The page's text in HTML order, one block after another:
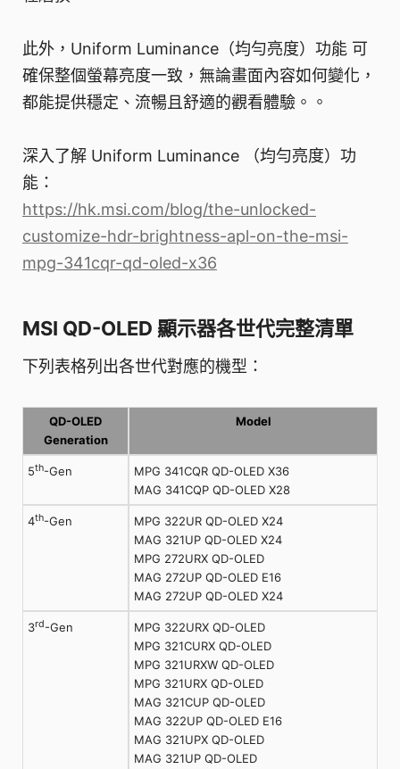
此外，Uniform Luminance（均勻亮度）功能 可
確保整個螢幕亮度一致，無論畫面內容如何變化，
都能提供穩定、流暢且舒適的觀看體驗。。
深入了解 Uniform Luminance （均勻亮度）功
能：
https://hk.msi.com/blog/the-unlocked-
customize-hdr-brightness-apl-on-the-msi-
mpg-341cqr-qd-oled-x36
MSI QD-OLED 顯示器各世代完整清單
下列表格列出各世代對應的機型：
QD-OLED
Generation
Model
5th-Gen
MPG 341CQR QD-OLED X36
MAG 341CQP QD-OLED X28
4th-Gen
MPG 322UR QD-OLED X24
MAG 321UP QD-OLED X24
MPG 272URX QD-OLED
MAG 272UP QD-OLED E16
MAG 272UP QD-OLED X24
3rd -Gen
MPG 322URX QD-OLED
MPG 321CURX QD-OLED
MPG 321URXW QD-OLED
MPG 321URX QD-OLED
MAG 321CUP QD-OLED
MAG 322UP QD-OLED E16
MAG 321UPX QD-OLED
MAG 321UP QD-OLED